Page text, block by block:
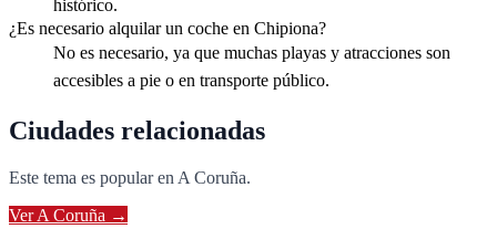
histórico.
¿Es necesario alquilar un coche en Chipiona?
No es necesario, ya que muchas playas y atracciones son
accesibles a pie o en transporte público.
Ciudades relacionadas
Este tema es popular en A Coruña.
VerA Coruña →